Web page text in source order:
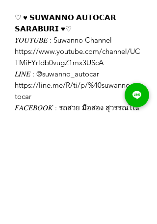
♡ ♥️ 𝗦𝗨𝗪𝗔𝗡𝗡𝗢 𝗔𝗨𝗧𝗢𝗖𝗔𝗥
𝗦𝗔𝗥𝗔𝗕𝗨𝗥𝗜 ♥️♡
𝑌𝑂𝑈𝑇𝑈𝐵𝐸 : Suwanno Channel
https://www.youtube.com/channel/UC
TMiFYrldb0vugZ1mx3UScA
𝐿𝐼𝑁𝐸 : @suwanno_autocar
https://line.me/R/ti/p/%40suwanno_au
tocar
𝐹𝐴𝐶𝐸𝐵𝑂𝑂𝐾 : รถสวย มือสอง สุวรรณโณ